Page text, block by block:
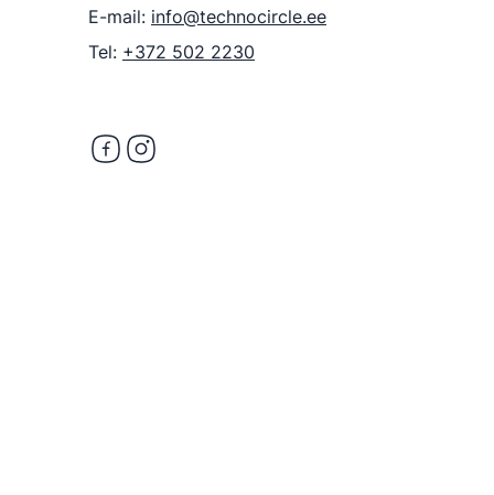
E-mail: info@technocircle.ee
Tel: +372 502 2230